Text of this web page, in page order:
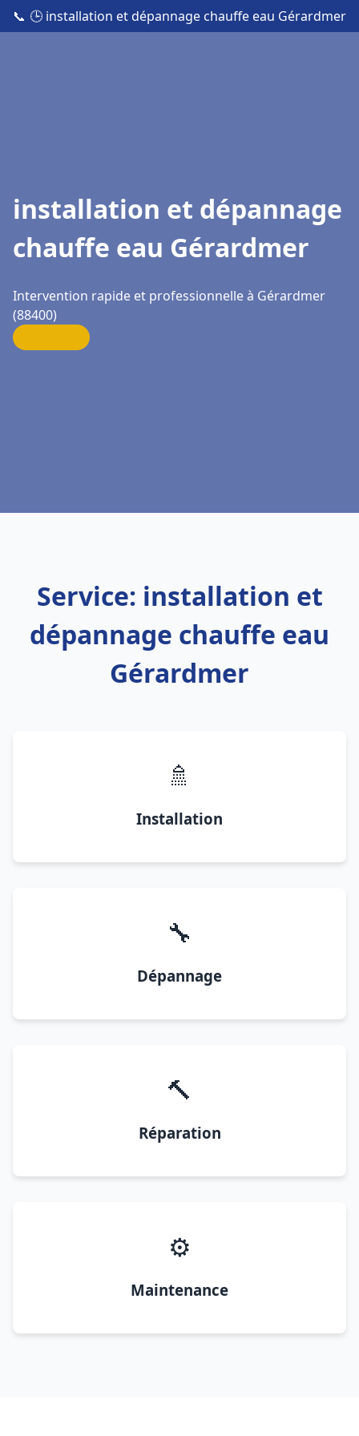
📞 🕒 installation et dépannage chauffe eau Gérardmer
installation et dépannage
chauffe eau Gérardmer
Intervention rapide et professionnelle à Gérardmer
(88400)
Service: installation et
dépannage chauffe eau
Gérardmer
🚿
Installation
🔧
Dépannage
🔨
Réparation
⚙️
Maintenance